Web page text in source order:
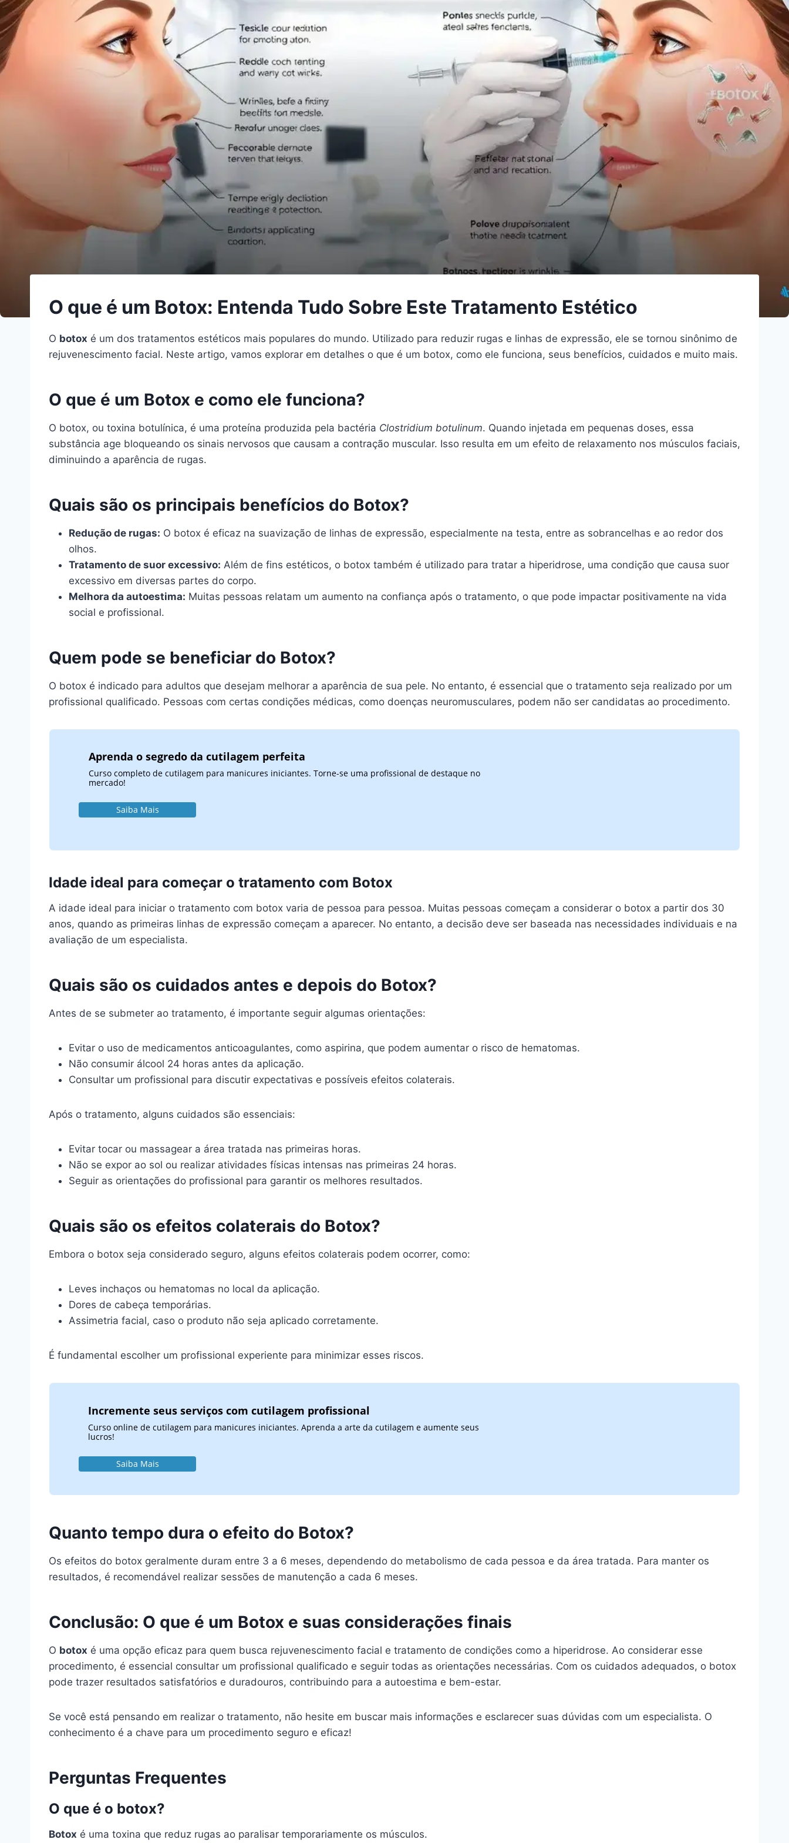
O que é um Botox: Entenda Tudo Sobre Este Tratamento Estético
O botox é um dos tratamentos estéticos mais populares do mundo. Utilizado para reduzir rugas e linhas de expressão, ele se tornou sinônimo de
rejuvenescimento facial. Neste artigo, vamos explorar em detalhes o que é um botox, como ele funciona, seus benefícios, cuidados e muito mais.
O que é um Botox e como ele funciona?
O botox, ou toxina botulínica, é uma proteína produzida pela bactéria Clostridium botulinum. Quando injetada em pequenas doses, essa
substância age bloqueando os sinais nervosos que causam a contração muscular. Isso resulta em um efeito de relaxamento nos músculos faciais,
diminuindo a aparência de rugas.
Quais são os principais benefícios do Botox?
Redução de rugas: O botox é eficaz na suavização de linhas de expressão, especialmente na testa, entre as sobrancelhas e ao redor dos
olhos.
Tratamento de suor excessivo: Além de fins estéticos, o botox também é utilizado para tratar a hiperidrose, uma condição que causa suor
excessivo em diversas partes do corpo.
Melhora da autoestima: Muitas pessoas relatam um aumento na confiança após o tratamento, o que pode impactar positivamente na vida
social e profissional.
Quem pode se beneficiar do Botox?
O botox é indicado para adultos que desejam melhorar a aparência de sua pele. No entanto, é essencial que o tratamento seja realizado por um
profissional qualificado. Pessoas com certas condições médicas, como doenças neuromusculares, podem não ser candidatas ao procedimento.
Aprenda o segredo da cutilagem perfeita
Curso completo de cutilagem para manicures iniciantes. Torne-se uma profissional de destaque no
mercado!
Saiba Mais
Idade ideal para começar o tratamento com Botox
A idade ideal para iniciar o tratamento com botox varia de pessoa para pessoa. Muitas pessoas começam a considerar o botox a partir dos 30
anos, quando as primeiras linhas de expressão começam a aparecer. No entanto, a decisão deve ser baseada nas necessidades individuais e na
avaliação de um especialista.
Quais são os cuidados antes e depois do Botox?
Antes de se submeter ao tratamento, é importante seguir algumas orientações:
Evitar o uso de medicamentos anticoagulantes, como aspirina, que podem aumentar o risco de hematomas.
Não consumir álcool 24 horas antes da aplicação.
Consultar um profissional para discutir expectativas e possíveis efeitos colaterais.
Após o tratamento, alguns cuidados são essenciais:
Evitar tocar ou massagear a área tratada nas primeiras horas.
Não se expor ao sol ou realizar atividades físicas intensas nas primeiras 24 horas.
Seguir as orientações do profissional para garantir os melhores resultados.
Quais são os efeitos colaterais do Botox?
Embora o botox seja considerado seguro, alguns efeitos colaterais podem ocorrer, como:
Leves inchaços ou hematomas no local da aplicação.
Dores de cabeça temporárias.
Assimetria facial, caso o produto não seja aplicado corretamente.
É fundamental escolher um profissional experiente para minimizar esses riscos.
Incremente seus serviços com cutilagem profissional
Curso online de cutilagem para manicures iniciantes. Aprenda a arte da cutilagem e aumente seus
lucros!
Saiba Mais
Quanto tempo dura o efeito do Botox?
Os efeitos do botox geralmente duram entre 3 a 6 meses, dependendo do metabolismo de cada pessoa e da área tratada. Para manter os
resultados, é recomendável realizar sessões de manutenção a cada 6 meses.
Conclusão: O que é um Botox e suas considerações finais
O botox é uma opção eficaz para quem busca rejuvenescimento facial e tratamento de condições como a hiperidrose. Ao considerar esse
procedimento, é essencial consultar um profissional qualificado e seguir todas as orientações necessárias. Com os cuidados adequados, o botox
pode trazer resultados satisfatórios e duradouros, contribuindo para a autoestima e bem-estar.
Se você está pensando em realizar o tratamento, não hesite em buscar mais informações e esclarecer suas dúvidas com um especialista. O
conhecimento é a chave para um procedimento seguro e eficaz!
Perguntas Frequentes
O que é o botox?
Botox é uma toxina que reduz rugas ao paralisar temporariamente os músculos.